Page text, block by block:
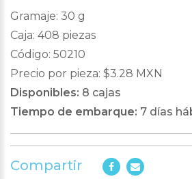
Gramaje: 30 g
Caja: 408 piezas
Código: 50210
Precio por pieza: $3.28 MXN
Disponibles: 8 cajas
Tiempo de embarque: 7 días
Compartir